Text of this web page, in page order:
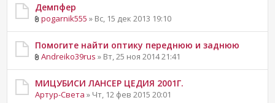
Демпфер
pogarnik555 » Вс, 15 дек 2013 19:10
Помогите найти оптику переднюю и заднюю
Andreiko39rus » Вт, 25 ноя 2014 21:41
МИЦУБИСИ ЛАНСЕР ЦЕДИЯ 2001Г.
Артур-Света » Чт, 12 фев 2015 20:01